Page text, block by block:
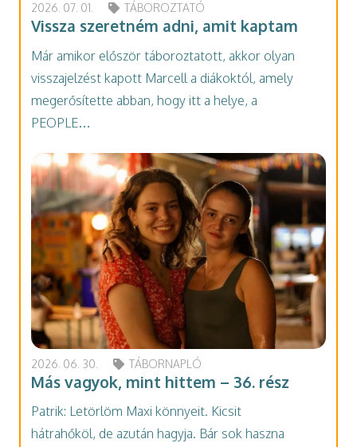
2026. 07. 01. TÁBOROZTATÓ
Vissza szeretném adni, amit kaptam
Már amikor először táboroztatott, akkor olyan
visszajelzést kapott Marcell a diákoktól, amely
megerősítette abban, hogy itt a helye, a
PEOPLE…
2026. 06. 30. TÁBORNAPLÓ
Más vagyok, mint hittem – 36. rész
Patrik: Letörlöm Maxi könnyeit. Kicsit
hátrahőköl, de azután hagyja. Bár sok haszna